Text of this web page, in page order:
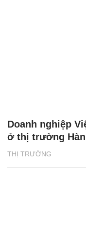
THỊ TRƯỜNG
Doanh nghiệp
ở thị trường